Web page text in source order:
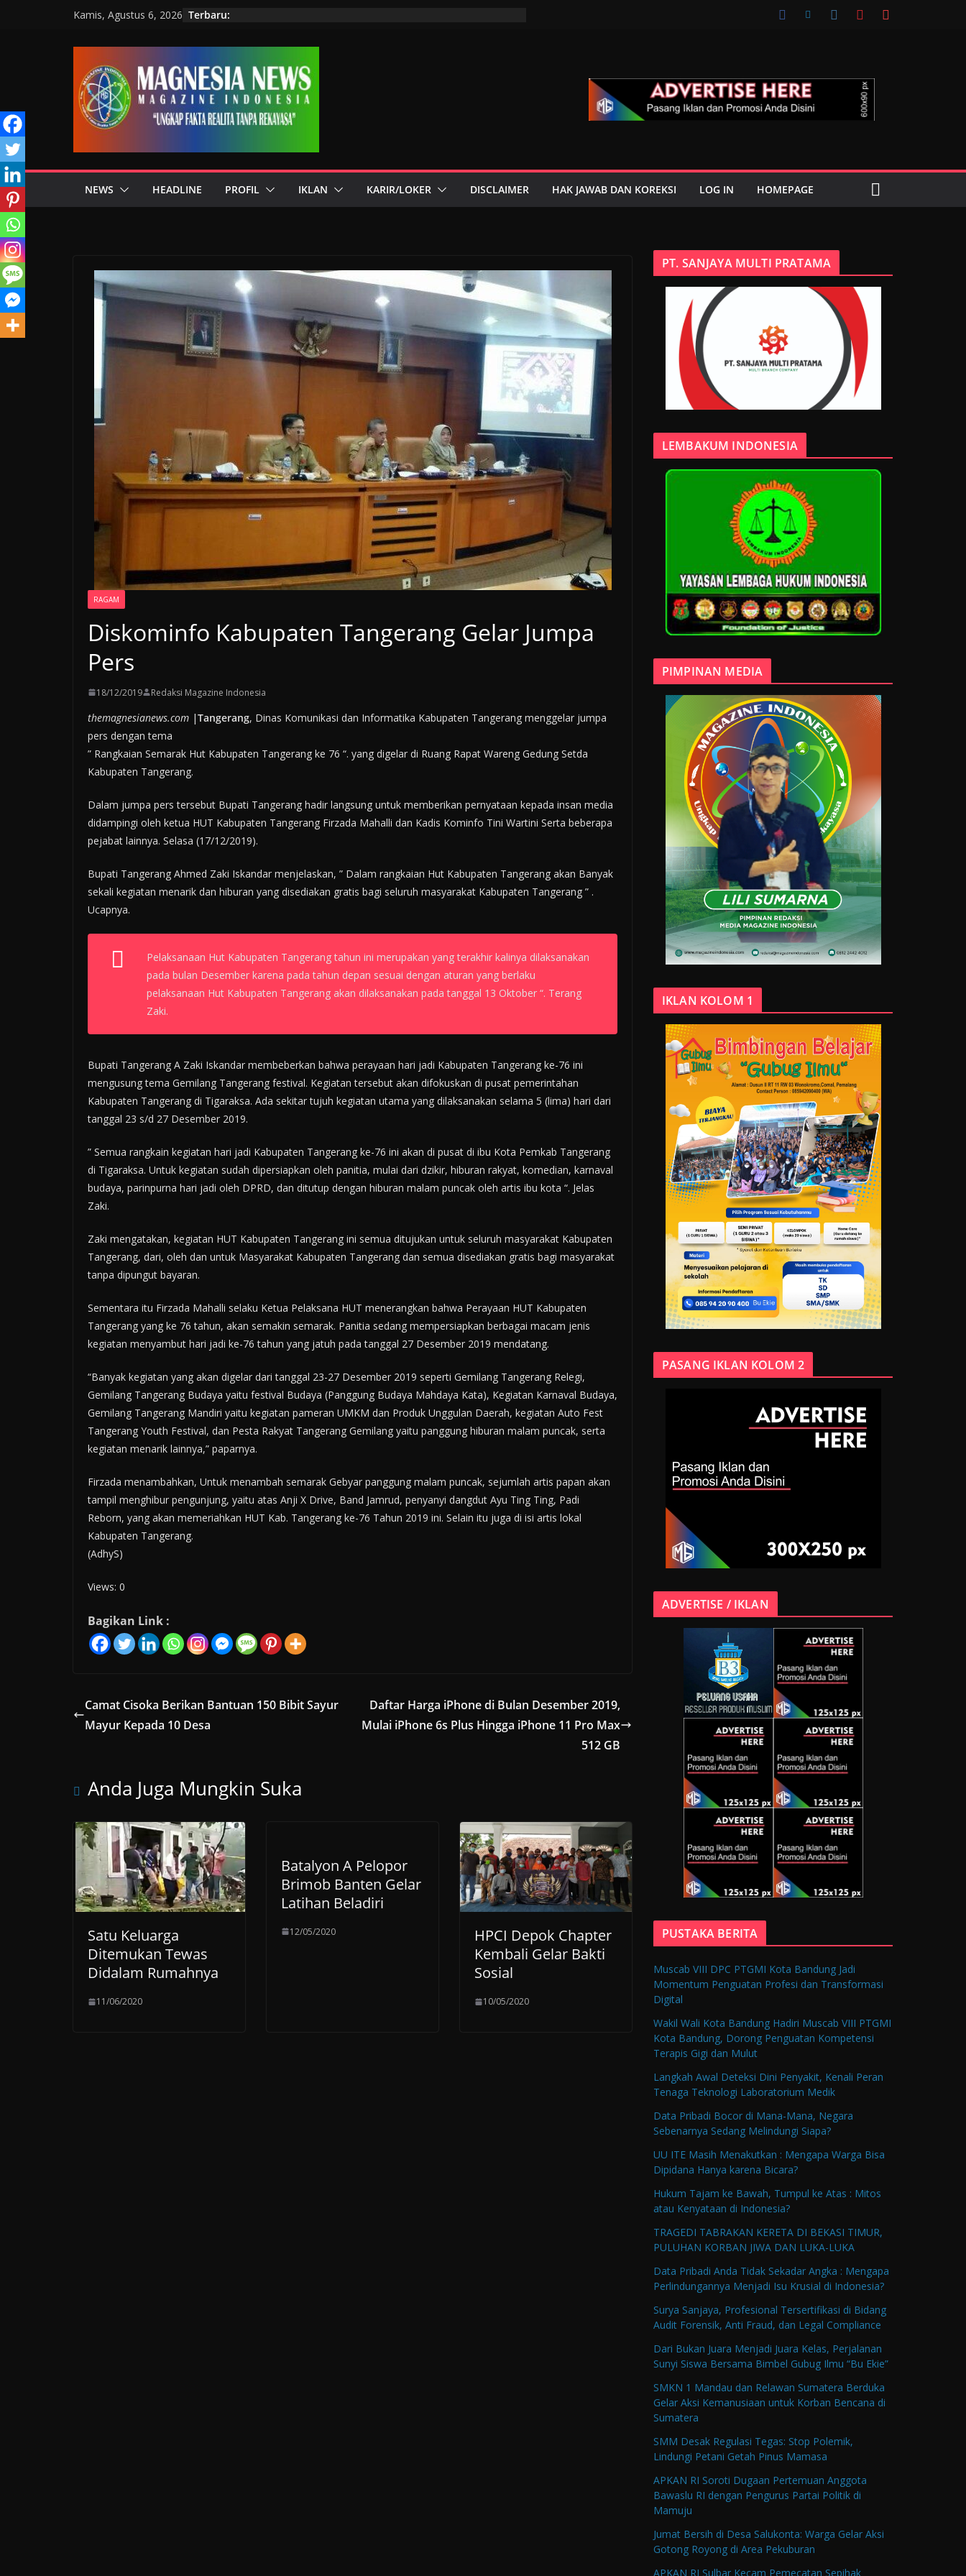
Kamis, Agustus 6, 2026 Terbaru:
NEWS HEADLINE PROFIL IKLAN KARIR/LOKER DISCLAIMER HAK JAWAB DAN KOREKSI LOG IN HOMEPAGE
RAGAM
Diskominfo Kabupaten Tangerang Gelar Jumpa
Pers
18/12/2019 Redaksi Magazine Indonesia
themagnesianews.com |Tangerang, Dinas Komunikasi dan Informatika Kabupaten Tangerang menggelar jumpa
pers dengan tema
” Rangkaian Semarak Hut Kabupaten Tangerang ke 76 “. yang digelar di Ruang Rapat Wareng Gedung Setda
Kabupaten Tangerang.
Dalam jumpa pers tersebut Bupati Tangerang hadir langsung untuk memberikan pernyataan kepada insan media
didampingi oleh ketua HUT Kabupaten Tangerang Firzada Mahalli dan Kadis Kominfo Tini Wartini Serta beberapa
pejabat lainnya. Selasa (17/12/2019).
Bupati Tangerang Ahmed Zaki Iskandar menjelaskan, ” Dalam rangkaian Hut Kabupaten Tangerang akan Banyak
sekali kegiatan menarik dan hiburan yang disediakan gratis bagi seluruh masyarakat Kabupaten Tangerang ” .
Ucapnya.
Pelaksanaan Hut Kabupaten Tangerang tahun ini merupakan yang terakhir kalinya dilaksanakan
pada bulan Desember karena pada tahun depan sesuai dengan aturan yang berlaku
pelaksanaan Hut Kabupaten Tangerang akan dilaksanakan pada tanggal 13 Oktober “. Terang
Zaki.
Bupati Tangerang A Zaki Iskandar membeberkan bahwa perayaan hari jadi Kabupaten Tangerang ke-76 ini
mengusung tema Gemilang Tangerang festival. Kegiatan tersebut akan difokuskan di pusat pemerintahan
Kabupaten Tangerang di Tigaraksa. Ada sekitar tujuh kegiatan utama yang dilaksanakan selama 5 (lima) hari dari
tanggal 23 s/d 27 Desember 2019.
” Semua rangkain kegiatan hari jadi Kabupaten Tangerang ke-76 ini akan di pusat di ibu Kota Pemkab Tangerang
di Tigaraksa. Untuk kegiatan sudah dipersiapkan oleh panitia, mulai dari dzikir, hiburan rakyat, komedian, karnaval
budaya, parinpurna hari jadi oleh DPRD, dan ditutup dengan hiburan malam puncak oleh artis ibu kota “. Jelas
Zaki.
Zaki mengatakan, kegiatan HUT Kabupaten Tangerang ini semua ditujukan untuk seluruh masyarakat Kabupaten
Tangerang, dari, oleh dan untuk Masyarakat Kabupaten Tangerang dan semua disediakan gratis bagi masyarakat
tanpa dipungut bayaran.
Sementara itu Firzada Mahalli selaku Ketua Pelaksana HUT menerangkan bahwa Perayaan HUT Kabupaten
Tangerang yang ke 76 tahun, akan semakin semarak. Panitia sedang mempersiapkan berbagai macam jenis
kegiatan menyambut hari jadi ke-76 tahun yang jatuh pada tanggal 27 Desember 2019 mendatang.
“Banyak kegiatan yang akan digelar dari tanggal 23-27 Desember 2019 seperti Gemilang Tangerang Relegi,
Gemilang Tangerang Budaya yaitu festival Budaya (Panggung Budaya Mahdaya Kata), Kegiatan Karnaval Budaya,
Gemilang Tangerang Mandiri yaitu kegiatan pameran UMKM dan Produk Unggulan Daerah, kegiatan Auto Fest
Tangerang Youth Festival, dan Pesta Rakyat Tangerang Gemilang yaitu panggung hiburan malam puncak, serta
kegiatan menarik lainnya,” paparnya.
Firzada menambahkan, Untuk menambah semarak Gebyar panggung malam puncak, sejumlah artis papan akan
tampil menghibur pengunjung, yaitu atas Anji X Drive, Band Jamrud, penyanyi dangdut Ayu Ting Ting, Padi
Reborn, yang akan memeriahkan HUT Kab. Tangerang ke-76 Tahun 2019 ini. Selain itu juga di isi artis lokal
Kabupaten Tangerang.
(AdhyS)
Views: 0
Bagikan Link :
Camat Cisoka Berikan Bantuan 150 Bibit Sayur
Mayur Kepada 10 Desa
Daftar Harga iPhone di Bulan Desember 2019,
Mulai iPhone 6s Plus Hingga iPhone 11 Pro Max
512 GB
Anda Juga Mungkin Suka
Satu Keluarga
Ditemukan Tewas
Didalam Rumahnya
11/06/2020
Batalyon A Pelopor
Brimob Banten Gelar
Latihan Beladiri
12/05/2020
HPCI Depok Chapter
Kembali Gelar Bakti
Sosial
10/05/2020
PT. SANJAYA MULTI PRATAMA
LEMBAKUM INDONESIA
PIMPINAN MEDIA
IKLAN KOLOM 1
PASANG IKLAN KOLOM 2
ADVERTISE / IKLAN
PUSTAKA BERITA
Muscab VIII DPC PTGMI Kota Bandung Jadi
Momentum Penguatan Profesi dan Transformasi
Digital
Wakil Wali Kota Bandung Hadiri Muscab VIII PTGMI
Kota Bandung, Dorong Penguatan Kompetensi
Terapis Gigi dan Mulut
Langkah Awal Deteksi Dini Penyakit, Kenali Peran
Tenaga Teknologi Laboratorium Medik
Data Pribadi Bocor di Mana-Mana, Negara
Sebenarnya Sedang Melindungi Siapa?
UU ITE Masih Menakutkan : Mengapa Warga Bisa
Dipidana Hanya karena Bicara?
Hukum Tajam ke Bawah, Tumpul ke Atas : Mitos
atau Kenyataan di Indonesia?
TRAGEDI TABRAKAN KERETA DI BEKASI TIMUR,
PULUHAN KORBAN JIWA DAN LUKA-LUKA
Data Pribadi Anda Tidak Sekadar Angka : Mengapa
Perlindungannya Menjadi Isu Krusial di Indonesia?
Surya Sanjaya, Profesional Tersertifikasi di Bidang
Audit Forensik, Anti Fraud, dan Legal Compliance
Dari Bukan Juara Menjadi Juara Kelas, Perjalanan
Sunyi Siswa Bersama Bimbel Gubug Ilmu “Bu Ekie”
SMKN 1 Mandau dan Relawan Sumatera Berduka
Gelar Aksi Kemanusiaan untuk Korban Bencana di
Sumatera
SMM Desak Regulasi Tegas: Stop Polemik,
Lindungi Petani Getah Pinus Mamasa
APKAN RI Soroti Dugaan Pertemuan Anggota
Bawaslu RI dengan Pengurus Partai Politik di
Mamuju
Jumat Bersih di Desa Salukonta: Warga Gelar Aksi
Gotong Royong di Area Pekuburan
APKAN RI Sulbar Kecam Pemecatan Sepihak